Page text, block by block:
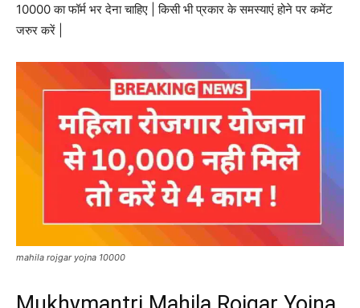
10000 का फॉर्म भर देना चाहिए | किसी भी प्रकार के समस्याएं होने पर कमेंट
जरुर करें |
mahila rojgar yojna 10000